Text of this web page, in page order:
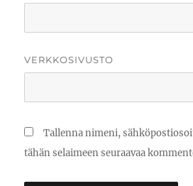
VERKKOSIVUSTO
Tallenna nimeni,
tähän selaimeen seuraavaa